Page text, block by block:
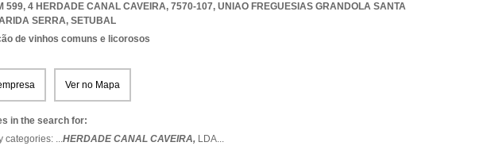
599, 4 HERDADE CANAL CAVEIRA, 7570-107, UNIAO FREGUESIAS GRANDOLA SANTA
SERRA, SETUBAL
de vinhos comuns e licorosos
Ver no Mapa
in the search for:
categories: ...HERDADE CANAL CAVEIRA, LDA...